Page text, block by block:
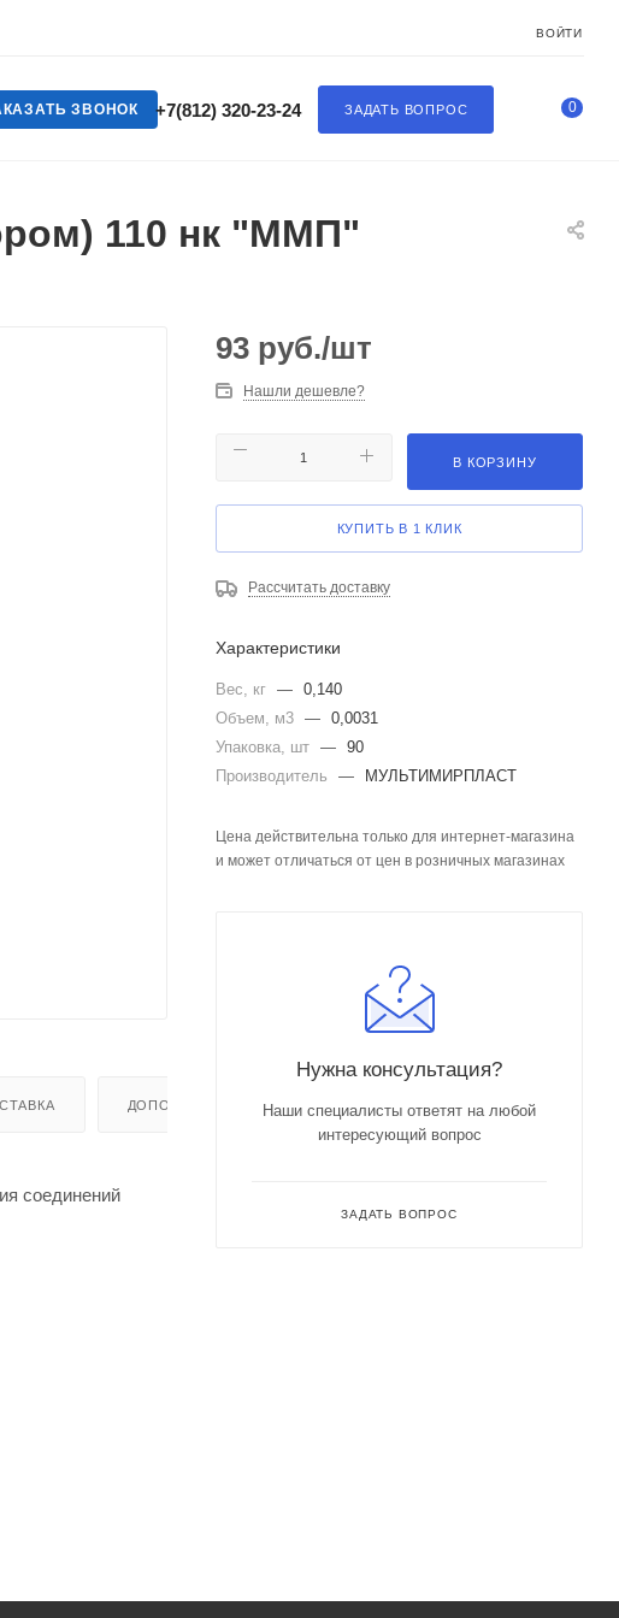
ВОЙТИ
ЗАДАТЬ ВОПРОС
+7(812) 320-23-24
ЗВОНОК 0
110 нк "ММП"
ДОПОЛНИТЕЛЬНО
соединений
93 руб./шт
Нашли дешевле?
В КОРЗИНУ
КУПИТЬ В 1 КЛИК
Рассчитать доставку
Характеристики
Вес, кг — 0,140
Объем, м3 — 0,0031
Упаковка, шт — 90
Производитель
— МУЛЬТИМИРПЛАСТ
Цена действительна только для интернет-магазина
и может отличаться от цен в розничных магазинах
Нужна консультация?
Наши специалисты ответят на любой
интересующий вопрос
ЗАДАТЬ ВОПРОС